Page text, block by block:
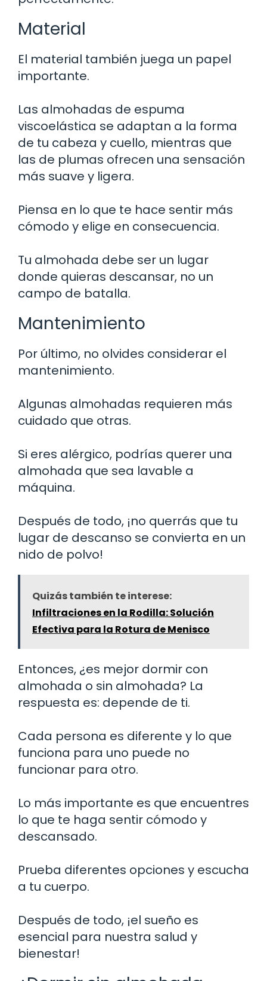
Material
El material también juega un papel
importante.
Las almohadas de espuma
viscoelástica se adaptan a la forma
de tu cabeza y cuello, mientras que
las de plumas ofrecen una sensación
más suave y ligera.
Piensa en lo que te hace sentir más
cómodo y elige en consecuencia.
Tu almohada debe ser un lugar
donde quieras descansar, no un
campo de batalla.
Mantenimiento
Por último, no olvides considerar el
mantenimiento.
Algunas almohadas requieren más
cuidado que otras.
Si eres alérgico, podrías querer una
almohada que sea lavable a
máquina.
Después de todo, ¡no querrás que tu
lugar de descanso se convierta en un
nido de polvo!
Quizás también te interese:
Infiltraciones en la Rodilla: Solución
Efectiva para la Rotura de Menisco
Entonces, ¿es mejor dormir con
almohada o sin almohada? La
respuesta es: depende de ti.
Cada persona es diferente y lo que
funciona para uno puede no
funcionar para otro.
Lo más importante es que encuentres
lo que te haga sentir cómodo y
descansado.
Prueba diferentes opciones y escucha
a tu cuerpo.
Después de todo, ¡el sueño es
esencial para nuestra salud y
bienestar!